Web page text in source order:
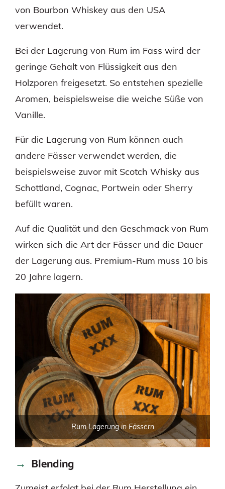
von Bourbon Whiskey aus den USA
verwendet.
Bei der Lagerung von Rum im Fass wird der
geringe Gehalt von Flüssigkeit aus den
Holzporen freigesetzt. So entstehen spezielle
Aromen, beispielsweise die weiche Süße von
Vanille.
Für die Lagerung von Rum können auch
andere Fässer verwendet werden, die
beispielsweise zuvor mit Scotch Whisky aus
Schottland, Cognac, Portwein oder Sherry
befüllt waren.
Auf die Qualität und den Geschmack von Rum
wirken sich die Art der Fässer und die Dauer
der Lagerung aus. Premium-Rum muss 10 bis
20 Jahre lagern.
Rum Lagerung in Fässern
Blending